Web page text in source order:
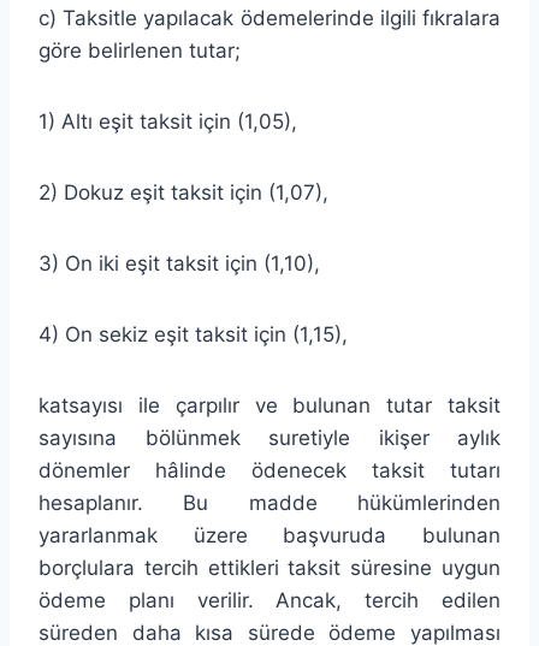
c) Taksitle yapılacak ödemelerinde ilgili fıkralara
göre belirlenen tutar;
1) Altı eşit taksit için (1,05),
2) Dokuz eşit taksit için (1,07),
3) On iki eşit taksit için (1,10),
4) On sekiz eşit taksit için (1,15),
katsayısı ile çarpılır ve bulunan tutar taksit
sayısına bölünmek suretiyle ikişer aylık
dönemler hâlinde ödenecek taksit tutarı
hesaplanır. Bu madde hükümlerinden
yararlanmak üzere başvuruda bulunan
borçlulara tercih ettikleri taksit süresine uygun
ödeme planı verilir. Ancak, tercih edilen
süreden daha kısa sürede ödeme yapılması